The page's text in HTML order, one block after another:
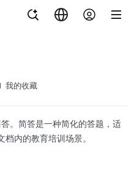
我的收藏
。简答是一种简化的答题，适
内的教育培训场景。